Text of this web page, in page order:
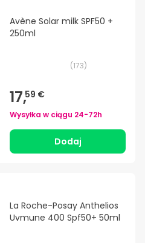
Avène Solar milk SPF50 +
250ml
(173)
17,59 €
Wysyłka w ciągu 24-72h
Dodaj
La Roche-Posay Anthelios
Uvmune 400 Spf50+ 50ml